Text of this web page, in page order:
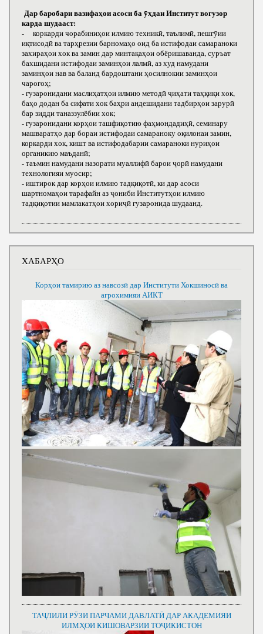
Дар баробари вазифаҳои асоси ба ӯҳдаи Институт вогузор
карда шудааст:
- коркарди чорабиниҳои илмию техникӣ, таълимӣ, пешгӯии
иқтисодӣ ва тарҳрезии барномаҳо оид ба истифодаи самараноки
захираҳои хок ва замин дар минтақаҳои обёришаванда, суръат
бахшидани истифодаи заминҳои лалмӣ, аз худ намудани
заминҳои нав ва баланд бардоштани ҳосилнокии заминҳои
чарогоҳ;
- гузаронидани маслиҳатҳои илмию методӣ ҷиҳати таҳқиқи хок,
баҳо додан ба сифати хок баҳри андешидани тадбирҳои зарурӣ
бар зидди таназзулёбии хок;
- гузаронидани корҳои ташфиқотию фаҳмондадиҳӣ, семинару
машваратҳо дар бораи истифодаи самараноку оқилонаи замин,
коркарди хок, кишт ва истифодабарии самараноки нуриҳои
органикию маъданӣ;
- таъмин намудани назорати муаллифӣ барои ҷорӣ намудани
технологияи муосир;
- иштирок дар корҳои илмию тадқиқотӣ, ки дар асоси
шартномаҳои тарафайн аз ҷониби Институтҳои илмию
тадқиқотии мамлакатҳои хориҷӣ гузаронида шудаанд.
ХАБАРҲО
Корҳои тамирию аз навсозӣ дар Институти Хокшиносӣ ва
агрохимияи АИКТ
ТАҶЛИЛИ РӮЗИ ПАРЧАМИ ДАВЛАТӢ ДАР АКАДЕМИЯИ
ИЛМҲОИ КИШОВАРЗИИ ТОҶИКИСТОН